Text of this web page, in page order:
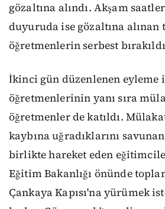
gözaltına alındı. Akşam
duyuruda ise gözaltına alınan
öğretmenlerin serbest
İkinci gün düzenlenen eyleme
öğretmenlerinin yanı sıra
öğretmenler de katıldı.
kaybına uğradıklarını
birlikte hareket eden
Eğitim Bakanlığı önünde
Çankaya Kapısı'na yürümek